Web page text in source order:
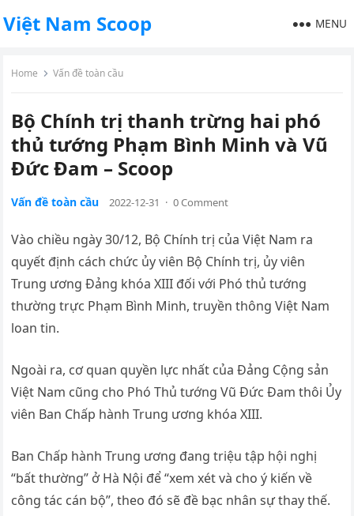
Việt Nam Scoop MENU
Home Vấn đề toàn cầu
Bộ Chính trị thanh trừng hai phó
thủ tướng Phạm Bình Minh và Vũ
Đức Đam – Scoop
Vấn đề toàn cầu 2022-12-31 · 0 Comment
Vào chiều ngày 30/12, Bộ Chính trị của Việt Nam ra
quyết định cách chức ủy viên Bộ Chính trị, ủy viên
Trung ương Đảng khóa XIII đối với Phó thủ tướng
thường trực Phạm Bình Minh, truyền thông Việt Nam
loan tin.
Ngoài ra, cơ quan quyền lực nhất của Đảng Cộng sản
Việt Nam cũng cho Phó Thủ tướng Vũ Đức Đam thôi Ủy
viên Ban Chấp hành Trung ương khóa XIII.
Ban Chấp hành Trung ương đang triệu tập hội nghị
“bất thường” ở Hà Nội để “xem xét và cho ý kiến về
công tác cán bộ”, theo đó sẽ đề bạc nhân sự thay thế.